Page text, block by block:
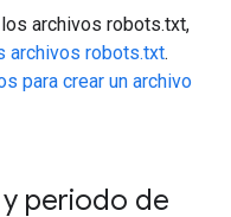
archivos robots.txt,
archivos robots.txt.
para crear un archivo
periodo de